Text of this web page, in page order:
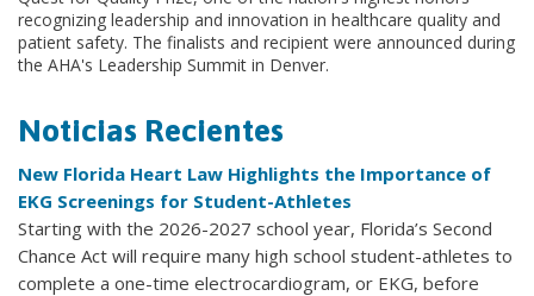
recognizing leadership and innovation in healthcare quality and
patient safety. The finalists and recipient were announced during
the AHA's Leadership Summit in Denver.
Noticias Recientes
New Florida Heart Law Highlights the Importance of
EKG Screenings for Student-Athletes
Starting with the 2026-2027 school year, Florida’s Second
Chance Act will require many high school student-athletes to
complete a one-time electrocardiogram, or EKG, before